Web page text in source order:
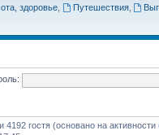
здоровье, Путешествия,
гостя (основано на